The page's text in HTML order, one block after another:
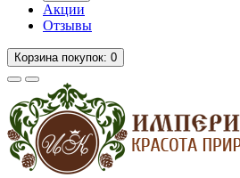
Акции
Отзывы
Корзинапокупок: 0